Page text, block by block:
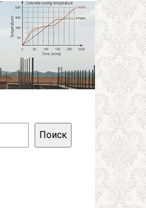
Поиск